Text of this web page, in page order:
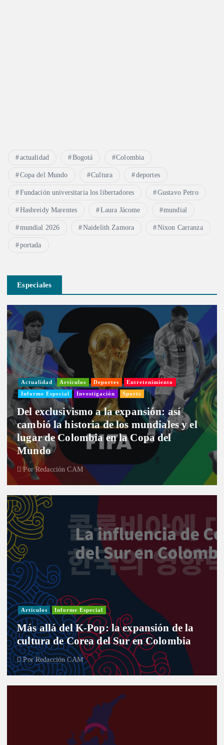
actualidad Bogotá Colombia
Copa del Mundo Cultura deportes
Fundación universitaria los libertadores Gustavo Petro
Hasbreidy Marentes Laura Jácome mundial
mundial 2026 Naidelith Zamora Nixon Carranza
portada
Especiales
Actualidad Artículos Deportes Entretenimiento
Informe Especial Investigación Sports
Del exclusivismo a la expansión: así
cambió la historia de los mundiales y el
lugar de Colombia en la Copa del
Mundo
PorRedacción CAM
Artículos Informe Especial
Más allá del K-Pop: la expansión de la
cultura de Corea del Sur en Colombia
PorRedacción CAM